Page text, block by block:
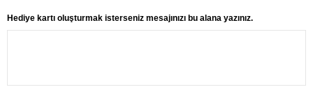
Hediye kartı oluşturmak isterseniz mesajınızı bu alana yazınız.